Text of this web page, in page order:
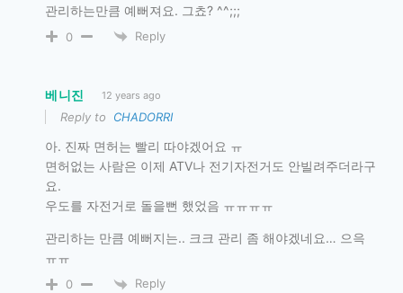
관리하는만큼 예뻐져요. 그쵸? ^^;;;
0 Reply
베니진 12 years ago
Reply to CHADORRI
아. 진짜 면허는 빨리 따야겠어요 ㅠ
면허없는 사람은 이제 ATV나 전기자전거도 안빌려주더라구
요.
우도를 자전거로 돌을뻔 했었음 ㅠㅠㅠㅠ
관리하는 만큼 예뻐지는.. 크크 관리 좀 해야겠네요… 으윽
ㅠㅠ
0 Reply